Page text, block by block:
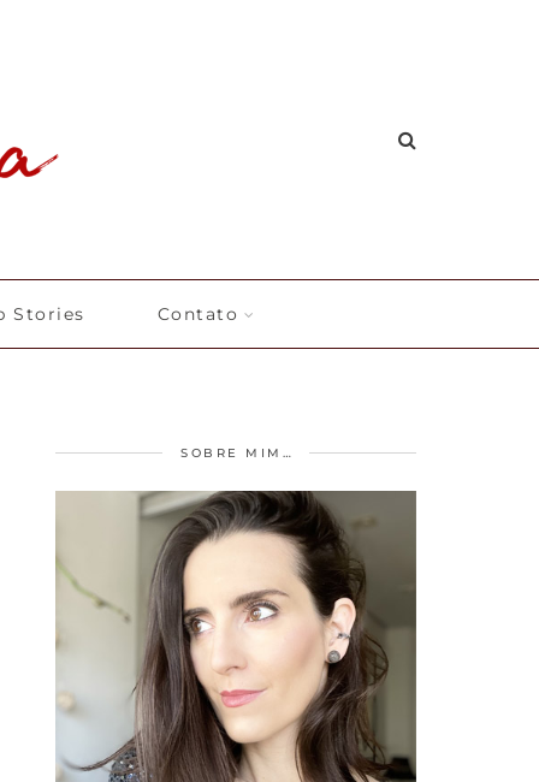
Stories Contato
SOBRE MIM…